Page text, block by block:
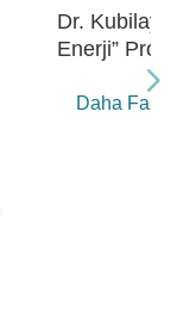
“Gelecek